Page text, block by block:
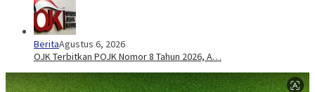
BeritaAgustus 6, 2026
OJK Terbitkan POJK Nomor 8 Tahun 2026, A…